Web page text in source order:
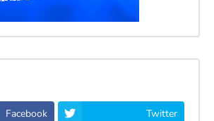
Facebook Twitter